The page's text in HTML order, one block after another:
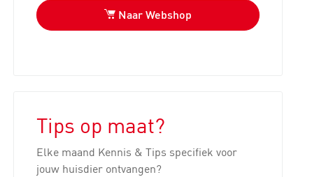
Naar Webshop
Tips op maat?
Elke maand Kennis & Tips specifiek voor
jouw huisdier ontvangen?